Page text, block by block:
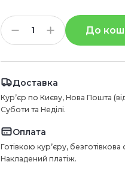
До
Доставка
Курʼєр по Києву, Нова Пошта
Суботи та Неділі.
Оплата
Готівкою курʼєру,
Накладений платіж.